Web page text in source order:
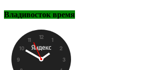
Владивосток время